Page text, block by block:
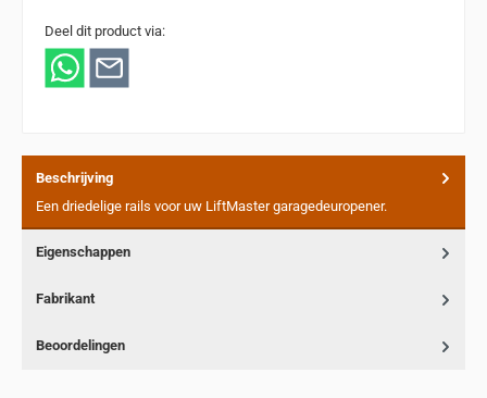
Deel dit product via:
Beschrijving
Een driedelige rails voor uw LiftMaster garagedeuropener.
Eigenschappen
Fabrikant
Beoordelingen